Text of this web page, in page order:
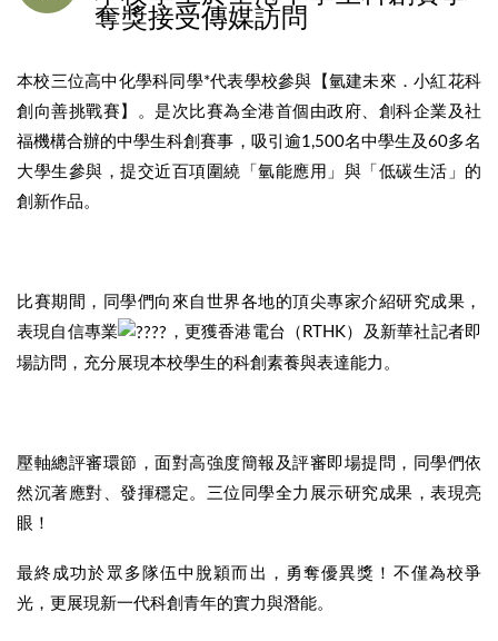
奪獎接受傳媒訪問
本校三位高中化學科同學*代表學校參與【氫建未來．小紅花科
創向善挑戰賽】。是次比賽為全港首個由政府、創科企業及社
福機構合辦的中學生科創賽事，吸引逾1,500名中學生及60多名
大學生參與，提交近百項圍繞「氫能應用」與「低碳生活」的
創新作品。
比賽期間，同學們向來自世界各地的頂尖專家介紹研究成果，
表現自信專業
，更獲香港電台（RTHK）及新華社記者即
場訪問，充分展現本校學生的科創素養與表達能力。
壓軸總評審環節，面對高強度簡報及評審即場提問，同學們依
然沉著應對、發揮穩定。三位同學全力展示研究成果，表現亮
眼！
最終成功於眾多隊伍中脫穎而出，勇奪優異獎！不僅為校爭
光，更展現新一代科創青年的實力與潛能。